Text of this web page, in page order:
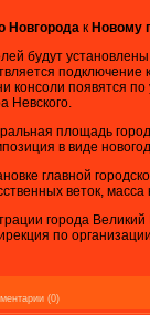
Новгорода к Новому
будут
консоли появятся
Невского.
площадь
в виде
главной
веток, масса
города
по
(0)